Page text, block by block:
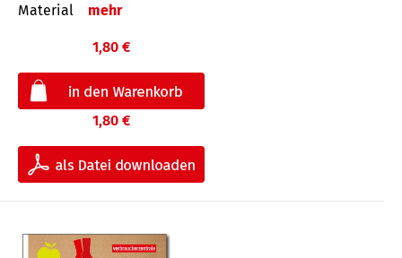
Mate­rial
mehr
1,80 €
1,80 €